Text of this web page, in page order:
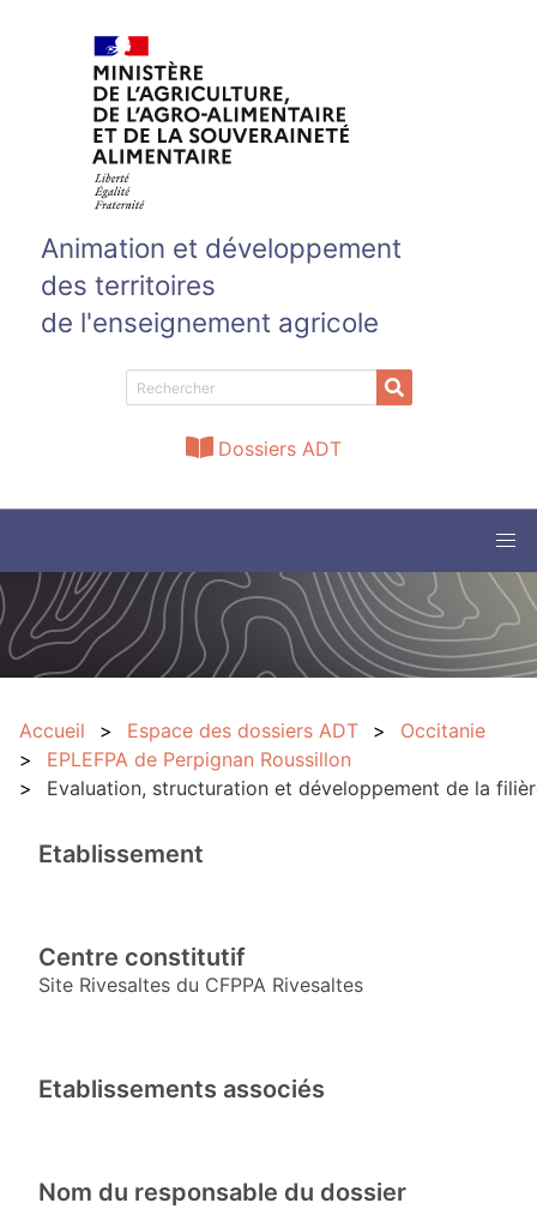
Animation et développement
des territoires
de l'enseignement agricole
Dossiers ADT
Accueil Espace des dossiers ADT
Occitanie
EPLEFPA de Perpignan Roussillon
Evaluation, structuration et développement de la
Etablissement
Centre constitutif
Site Rivesaltes du CFPPA Rivesaltes
Etablissements associés
Nom du responsable du dossier